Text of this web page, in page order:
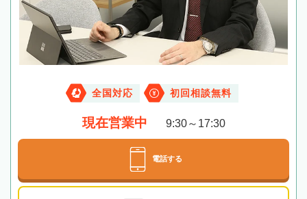
全国対応 初回相談無料
現在営業中 9:30～17:30
電話する